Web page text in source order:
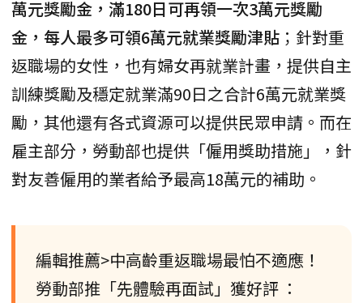
萬元獎勵金，滿180日可再領一次3萬元獎勵
金，每人最多可領6萬元就業獎勵津貼 ；針對重
返職場的女性，也有婦女再就業計畫，提供自主
訓練獎勵及穩定就業滿90日之合計6萬元就業獎
勵，其他還有各式資源可以提供民眾申請。而在
雇主部分，勞動部也提供「僱用獎助措施」，針
對友善僱用的業者給予最高18萬元的補助。
編輯推薦>中高齡重返職場最怕不適應！
勞動部推「先體驗再面試」獲好評 ：